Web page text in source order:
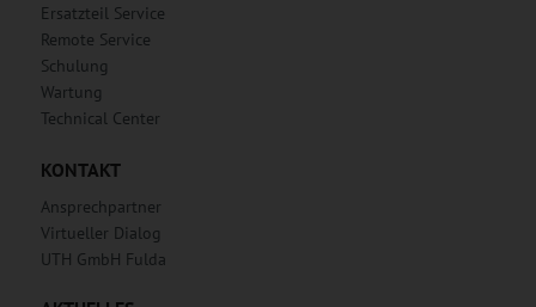
Ersatzteil Service
Remote Service
Schulung
Wartung
Technical Center
KONTAKT
Ansprechpartner
Virtueller Dialog
UTH GmbH Fulda